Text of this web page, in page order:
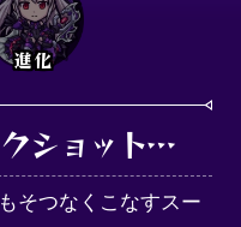
進化
ショット…
そつなくこなすスー